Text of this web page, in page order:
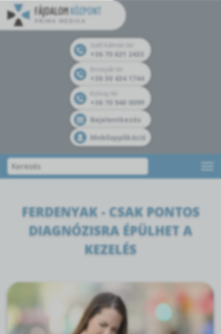
+36 70 621 2433
+36 30 434 1744
+36 70 940 0099
Bejelentkezés
Mobilapplikáció
FERDENYAK - CSAK PONTOS
DIAGNÓZISRA ÉPÜLHET A
KEZELÉS